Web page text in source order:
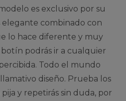
es exclusivo por su
elegante combinado con
lo hace diferente y muy
botín podrás ir a cualquier
Todo el mundo
diseño. Prueba los
y repetirás sin duda, por